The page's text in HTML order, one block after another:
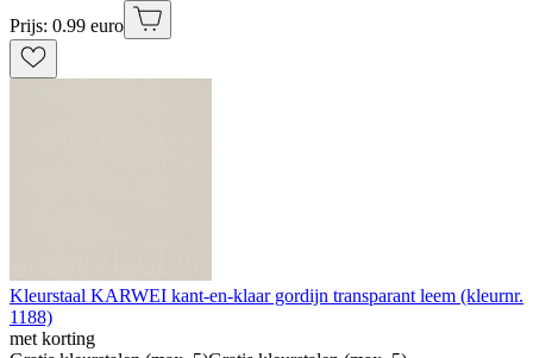
Prijs: 0.99 euro
Kleurstaal KARWEI kant-en-klaar gordijn transparant leem (kleurnr.
1188)
met korting